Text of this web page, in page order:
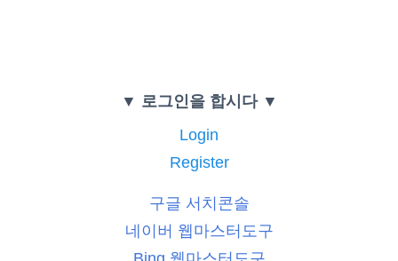
▼ 로그인을 합시다 ▼
Login
Register
구글 서치콘솔
네이버 웹마스터도구